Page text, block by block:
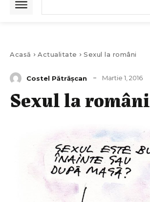
Acasă Actualitate Sexul la români
Costel Pătrăşcan Martie 1, 2016
Sexul la români